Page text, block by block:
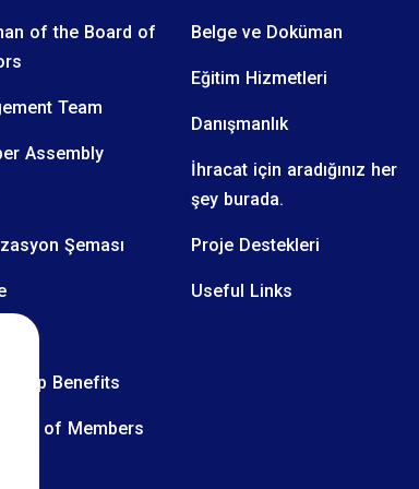
of the Board of
Team
Assembly
Şeması
Benefits
of Members
Belge ve Doküman
Eğitim Hizmetleri
Danışmanlık
İhracat için aradığınız her
şey burada.
Proje Destekleri
Useful Links